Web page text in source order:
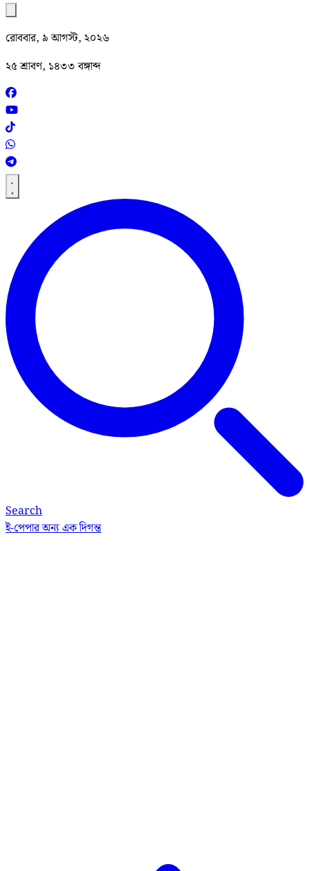
রোববার, ৯ আগস্ট, ২০২৬
২৫ শ্রাবণ, ১৪৩৩ বঙ্গাব্দ
Search
ই-পেপারঅন্য এক দিগন্ত